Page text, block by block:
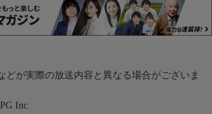
どが実際の放送内容と異なる場合がございま
Inc.